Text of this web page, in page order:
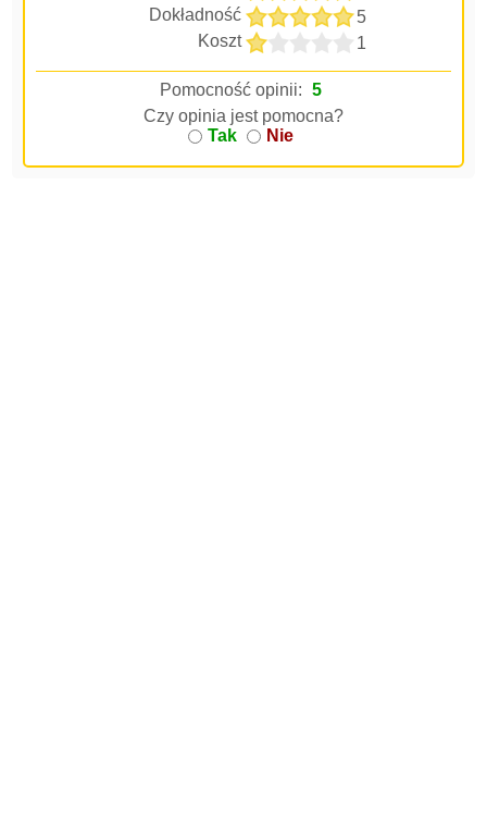
Dokładność
5
Koszt
1
Pomocność opinii: 5
Czy opinia jest pomocna?
Tak
Nie